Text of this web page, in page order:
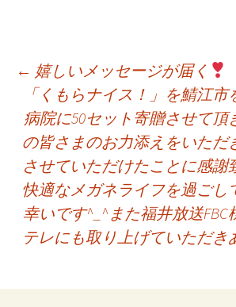
投
稿
ナ
ビ
ゲ
← 嬉しいメッセージが届く
「くもらナイス！」を鯖江
病院に50セット寄贈させて頂
の皆さまのお力添えをいただ
させていただけたことに感謝
快適なメガネライフを過ごし
幸いです^_^また福井放送FBC
テレにも取り上げていただき